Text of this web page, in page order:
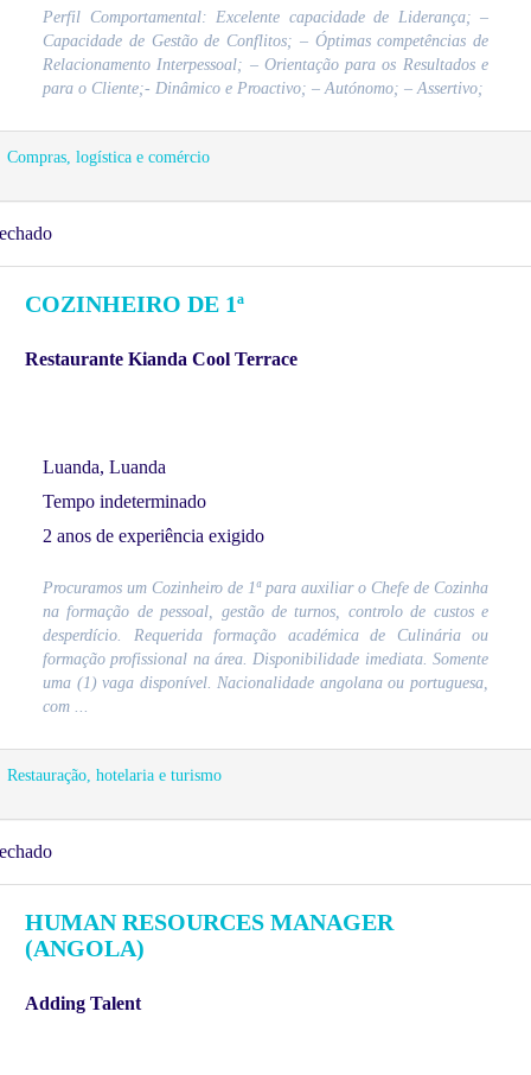
Perfil Comportamental: Excelente capacidade de Liderança; –
Capacidade de Gestão de Conflitos; – Óptimas competências de
Relacionamento Interpessoal; – Orientação para os Resultados e
para o Cliente;- Dinâmico e Proactivo; – Autónomo; – Assertivo;
Compras, logística e comércio
COZINHEIRO DE 1ª
Restaurante Kianda Cool Terrace
Luanda, Luanda
Tempo indeterminado
2 anos de experiência exigido
Procuramos um Cozinheiro de 1ª para auxiliar o Chefe de Cozinha
na formação de pessoal, gestão de turnos, controlo de custos e
desperdício. Requerida formação académica de Culinária ou
formação profissional na área. Disponibilidade imediata. Somente
uma (1) vaga disponível. Nacionalidade angolana ou portuguesa,
com ...
Restauração, hotelaria e turismo
HUMAN RESOURCES MANAGER
(ANGOLA)
Adding Talent